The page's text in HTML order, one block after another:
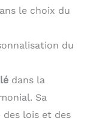
le choix du
du
dans la
Sa
des lois et des